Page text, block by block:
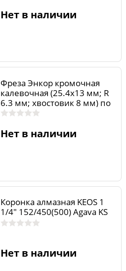
Нет в наличии
Фреза Энкор кромочная
калевочная (25.4х13 мм; R
6.3 мм; хвостовик 8 мм) по
дереву 9246
Нет в наличии
Коронка алмазная KEOS 1
1/4" 152/450(500) Agava KS
Нет в наличии